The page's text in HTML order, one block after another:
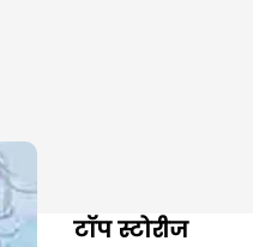
टॉप स्टोरीज